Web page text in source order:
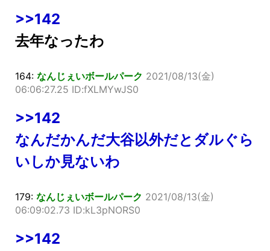
>>142
去年なったわ
164: なんじぇいボールパーク 2021/08/13(金)
06:06:27.25 ID:fXLMYwJS0
>>142
なんだかんだ大谷以外だとダルぐら
いしか見ないわ
179: なんじぇいボールパーク 2021/08/13(金)
06:09:02.73 ID:kL3pNORS0
>>142